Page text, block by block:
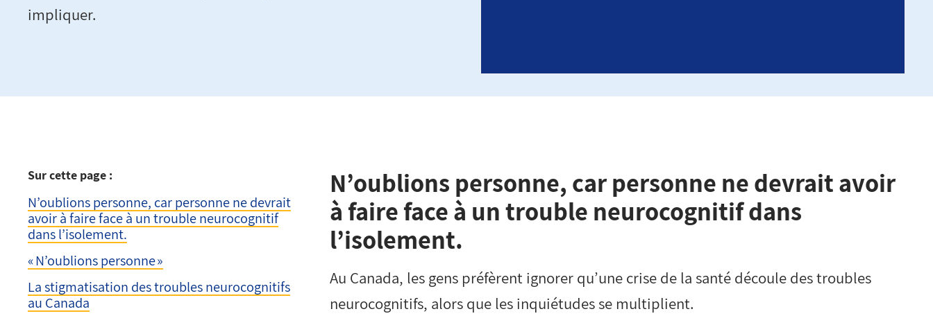
impliquer.
N’oublions personne, car personne ne devrait avoir
à faire face à un trouble neurocognitif dans
l’isolement.
Au Canada, les gens préfèrent ignorer qu’une crise de la santé découle des troubles
neurocognitifs, alors que les inquiétudes se multiplient.
Sur cette page :
N’oublions personne, car personne ne devrait
avoir à faire face à un trouble neurocognitif
dans l’isolement.
« N’oublions personne »
La stigmatisation des troubles neurocognitifs
au Canada